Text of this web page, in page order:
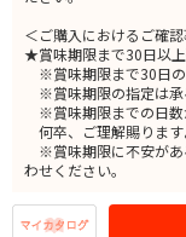
＜ご購入におけるご確
★賞味期限まで30日以上
※賞味期限まで30日の
※賞味期限の指定は承
※賞味期限までの日数
何卒、ご理解賜ります
※賞味期限に不安があ
わせください。